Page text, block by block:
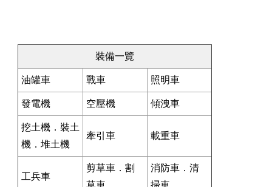
裝備一覽
油罐車 戰車 照明車
發電機 空壓機 傾洩車
挖土機．裝土
機．堆土機
牽引車 載重車
工兵車
剪草車．割
草車
消防車．清
掃車